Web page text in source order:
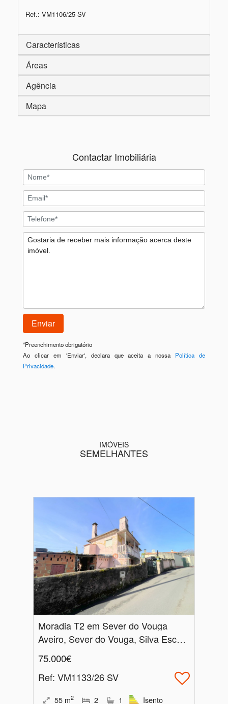
Ref.: VM1106/25 SV
Características
Áreas
Agência
Mapa
Contactar Imobiliária
*Preenchimento obrigatório
Ao clicar em 'Enviar', declara que aceita a nossa Política de
Privacidade.
IMÓVEIS
SEMELHANTES
Moradia T2 em Sever do Vouga
Aveiro, Sever do Vouga, Silva Escura e Dornelas
75.000€
Ref: VM1133/26 SV
55 m2 2 1 Isento